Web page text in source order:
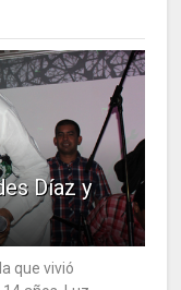
Díaz y
que vivió